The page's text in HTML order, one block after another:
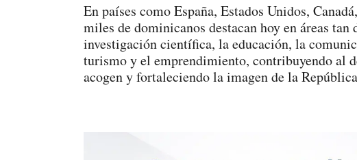
En países como España, Estados Unidos,
miles de dominicanos destacan hoy en áreas
investigación científica, la educación, la
turismo y el emprendimiento, contribuyendo al
acogen y fortaleciendo la imagen de la